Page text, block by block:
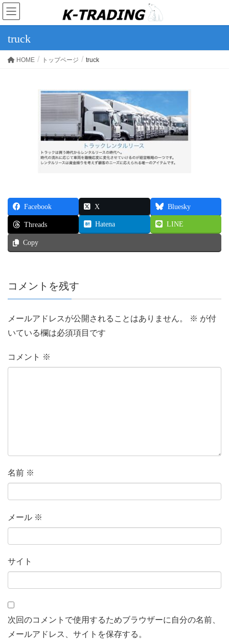
truck
HOME トップページ truck
Facebook X Bluesky
Threads Hatena LINE
Copy
コメントを残す
メールアドレスが公開されることはありません。 ※ が付
いている欄は必須項目です
コメント ※
名前 ※
メール ※
サイト
次回のコメントで使用するためブラウザーに自分の名前、
メールアドレス、サイトを保存する。